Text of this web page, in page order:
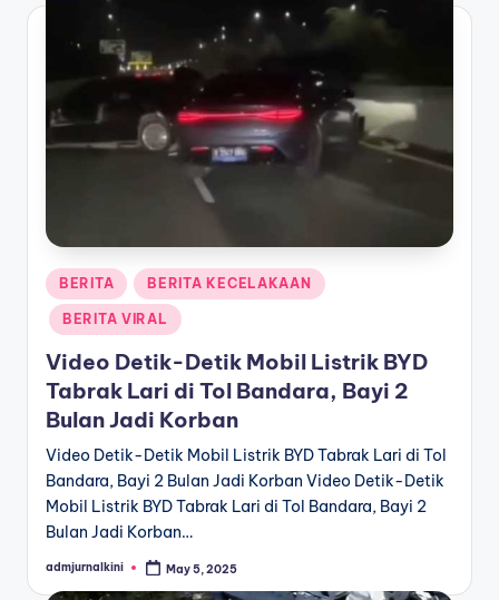
Posted
in
BERITA BERITA KECELAKAAN
BERITA VIRAL
Video Detik-Detik Mobil Listrik BYD
Tabrak Lari di Tol Bandara, Bayi 2
Bulan Jadi Korban
Video Detik-Detik Mobil Listrik BYD Tabrak Lari di Tol
Bandara, Bayi 2 Bulan Jadi Korban Video Detik-Detik
Mobil Listrik BYD Tabrak Lari di Tol Bandara, Bayi 2
Bulan Jadi Korban…
Posted
admjurnalkini May 5, 2025